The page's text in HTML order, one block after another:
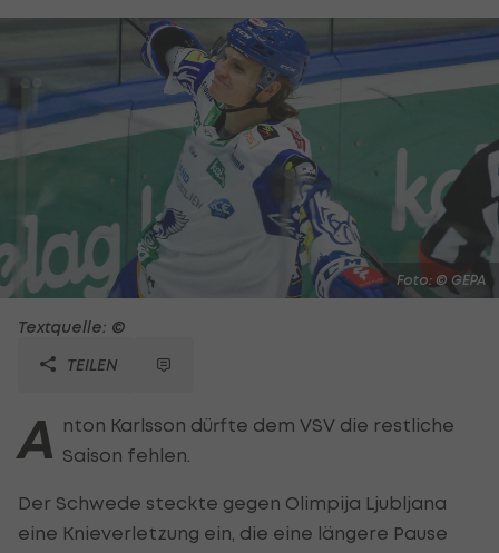
Foto: © GEPA
Textquelle: ©
TEILEN
A nton Karlsson dürfte dem VSV die restliche
Saison fehlen.
Der Schwede steckte gegen Olimpija Ljubljana
eine Knieverletzung ein, die eine längere Pause